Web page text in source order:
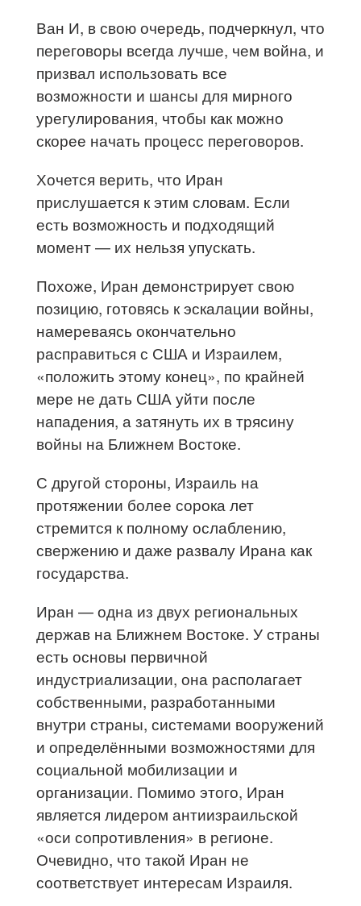
Ван И, в свою очередь, подчеркнул, что
переговоры всегда лучше, чем война, и
призвал использовать все
возможности и шансы для мирного
урегулирования, чтобы как можно
скорее начать процесс переговоров.
Хочется верить, что Иран
прислушается к этим словам. Если
есть возможность и подходящий
момент — их нельзя упускать.
Похоже, Иран демонстрирует свою
позицию, готовясь к эскалации войны,
намереваясь окончательно
расправиться с США и Израилем,
«положить этому конец», по крайней
мере не дать США уйти после
нападения, а затянуть их в трясину
войны на Ближнем Востоке.
С другой стороны, Израиль на
протяжении более сорока лет
стремится к полному ослаблению,
свержению и даже развалу Ирана как
государства.
Иран — одна из двух региональных
держав на Ближнем Востоке. У страны
есть основы первичной
индустриализации, она располагает
собственными, разработанными
внутри страны, системами вооружений
и определёнными возможностями для
социальной мобилизации и
организации. Помимо этого, Иран
является лидером антиизраильской
«оси сопротивления» в регионе.
Очевидно, что такой Иран не
соответствует интересам Израиля.